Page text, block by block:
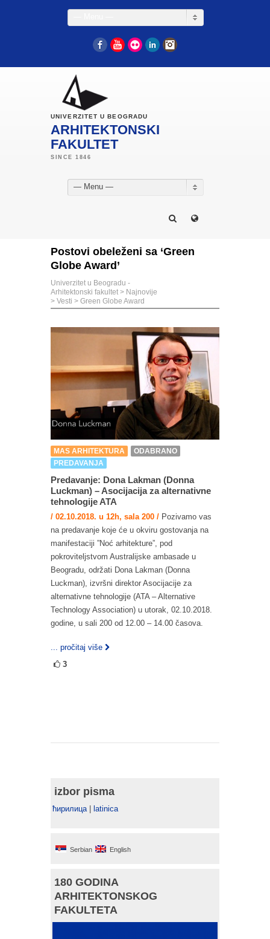
FacebookYouTube
Flickr LinkedIn
UNIVERZITET U BEOGRADU
ARHITEKTONSKI
FAKULTET
— Menu —
Postovi obeleženi sa ‘Green
Globe Award’
Univerzitet u Beogradu -
Arhitektonski fakultet > Najnovije
> Vesti > Green Globe Award
MAS ARHITEKTURA
ODABRANO
PREDAVANJA
Predavanje: Dona Lakman (Donna
Luckman) – Asocijacija za alternativne
tehnologije ATA
/ 02.10.2018. u 12h, sala 200 / Pozivamo vas
na predavanje koje će u okviru gostovanja na
manifestaciji ”Noć arhitekture”, pod
pokroviteljstvom Australijske ambasade u
Beogradu, održati Dona Lakman (Donna
Luckman), izvršni direktor Asocijacije za
alternativne tehnologije (ATA – Alternative
Technology Association) u utorak, 02.10.2018.
godine, u sali 200 od 12.00 – 14.00 časova.
... pročitaj više
3
izbor pisma
ћирилица| latinica
Serbian English
180 GODINA
ARHITEKTONSKOG
FAKULTETA